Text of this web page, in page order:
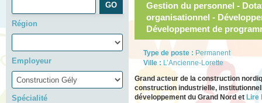
Région
Employeur
Spécialité
Gestion du personnel -
organisationnel -
Développement de
Type de poste : Permanent
Ville :L’Ancienne-Lorette
Grand acteur de la construction
construction industrielle,
développement du Grand Nord et Lire